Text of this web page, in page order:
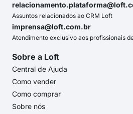
Assuntos relacionados ao CRM Loft
imprensa@loft.com.br
Atendimento exclusivo aos profissionais
Sobre a Loft
Central de Ajuda
Como vender
Como comprar
Sobre nós